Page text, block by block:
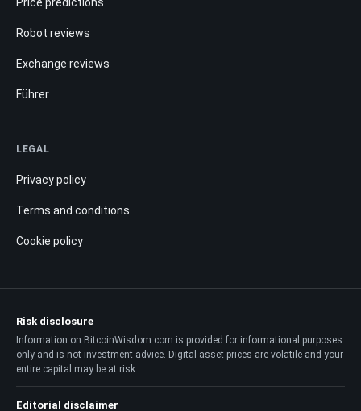
Price predictions
Robot reviews
Exchange reviews
Führer
LEGAL
Privacy policy
Terms and conditions
Cookie policy
Risk disclosure
Information on BitcoinWisdom.com is provided for informational purposes
only and is not investment advice. Digital asset prices are volatile and your
entire capital may be at risk.
Editorial disclaimer